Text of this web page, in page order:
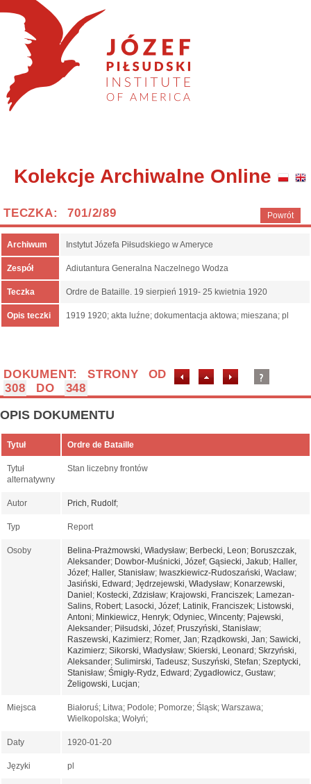
Kolekcje Archiwalne Online
Powrót
TECZKA: 701/2/89
Archiwum Instytut Józefa Piłsudskiego w Ameryce
Zespół Adiutantura Generalna Naczelnego Wodza
Teczka Ordre de Bataille. 19 sierpień 1919- 25 kwietnia 1920
Opis teczki 1919 1920; akta luźne; dokumentacja aktowa; mieszana; pl
DOKUMENT: STRONY OD
308
DO 348
OPIS DOKUMENTU
Tytuł Ordre de Bataille
Tytuł
alternatywny
Stan liczebny frontów
Autor Prich, Rudolf;
Typ Report
Osoby Belina-Prażmowski, Władysław; Berbecki, Leon; Boruszczak,
Aleksander; Dowbor-Muśnicki, Józef; Gąsiecki, Jakub; Haller,
Józef; Haller, Stanisław; Iwaszkiewicz-Rudoszański, Wacław;
Jasiński, Edward ; Jędrzejewski, Władysław; Konarzewski,
Daniel ; Kostecki, Zdzisław; Krajowski, Franciszek; Lamezan-
Salins, Robert; Lasocki, Józef; Latinik, Franciszek; Listowski,
Antoni; Minkiewicz, Henryk; Odyniec, Wincenty; Pajewski,
Aleksander; Piłsudski, Józef; Pruszyński, Stanisław;
Raszewski, Kazimierz; Romer, Jan; Rządkowski, Jan; Sawicki,
Kazimierz; Sikorski, Władysław; Skierski, Leonard ; Skrzyński,
Aleksander; Sulimirski, Tadeusz; Suszyński, Stefan; Szeptycki,
Stanisław; Śmigły-Rydz, Edward ; Zygadłowicz, Gustaw;
Żeligowski, Lucjan;
Miejsca
Białoruś; Litwa; Podole; Pomorze; Śląsk; Warszawa;
Wielkopolska; Wołyń;
Daty 1920-01-20
Języki pl